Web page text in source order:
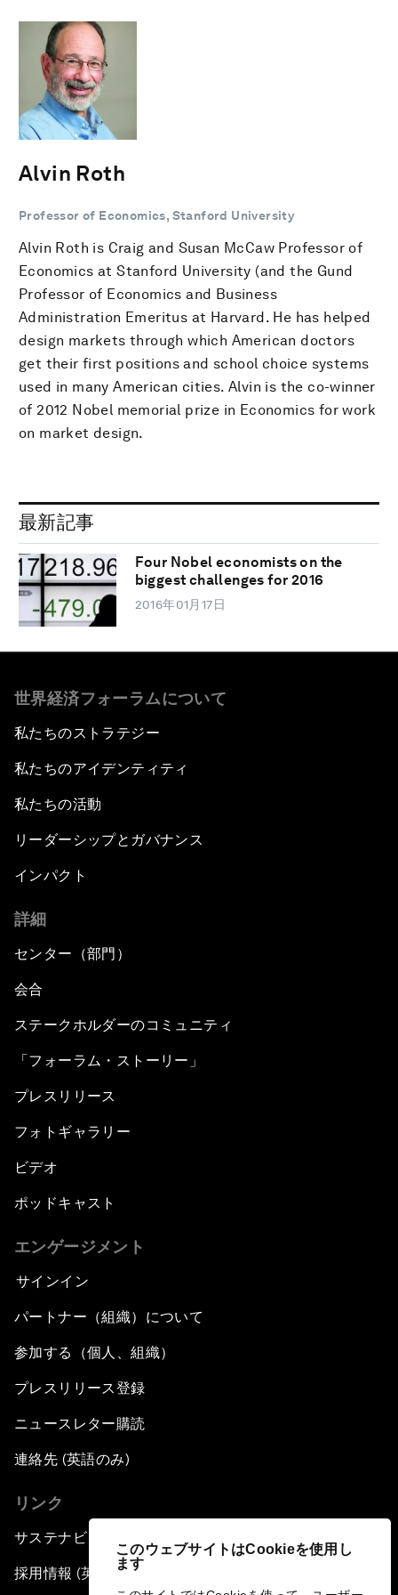
このウェブサイトはCookieを使用し
ます
Alvin Roth
Professor of Economics, Stanford University
Alvin Roth is Craig and Susan McCaw Professor of
Economics at Stanford University (and the Gund
Professor of Economics and Business
Administration Emeritus at Harvard. He has helped
design markets through which American doctors
get their first positions and school choice systems
used in many American cities. Alvin is the co-winner
of 2012 Nobel memorial prize in Economics for work
on market design.
最新記事
Four Nobel economists on the
biggest challenges for 2016
2016年01月17日
世界経済フォーラムについて
私たちのストラテジー
私たちのアイデンティティ
私たちの活動
リーダーシップとガバナンス
インパクト
詳細
センター（部門）
会合
ステークホルダーのコミュニティ
「フォーラム・ストーリー」
プレスリリース
フォトギャラリー
ビデオ
ポッドキャスト
エンゲージメント
サインイン
パートナー（組織）について
参加する（個人、組織）
プレスリリース登録
ニュースレター購読
連絡先 (英語のみ)
リンク
サステナビリティへの取り組み
採用情報 (英語のみ)